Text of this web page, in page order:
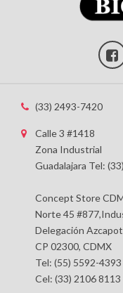
(33) 2493-7420
Calle 3 #1418
Zona Industrial
Guadalajara Tel:
Concept Store
Norte 45
Delegación
CP 02300, CDMX
Tel: (55) 5592-4393
Cel: (33) 2106 8113